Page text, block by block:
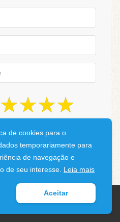
de cookies para o
temporariamente para
de navegação e
de seu interesse. Leia mais
Aceitar